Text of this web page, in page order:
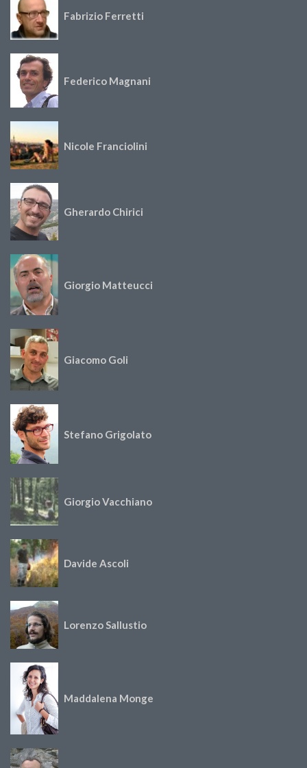
Fabrizio Ferretti
Federico Magnani
Nicole Franciolini
Gherardo Chirici
Giorgio Matteucci
Giacomo Goli
Stefano Grigolato
Giorgio Vacchiano
Davide Ascoli
Lorenzo Sallustio
Maddalena Monge